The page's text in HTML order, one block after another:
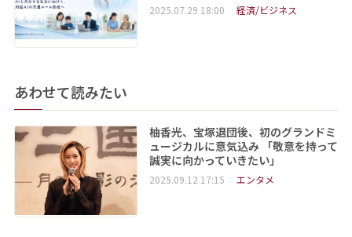
2025.07.29 18:00 経済/ビジネス
あわせて読みたい
柚香光、宝塚退団後、初のグランドミ
ュージカルに意気込み 「敬意を持って
誠実に向かっていきたい」
2025.09.12 17:15 エンタメ